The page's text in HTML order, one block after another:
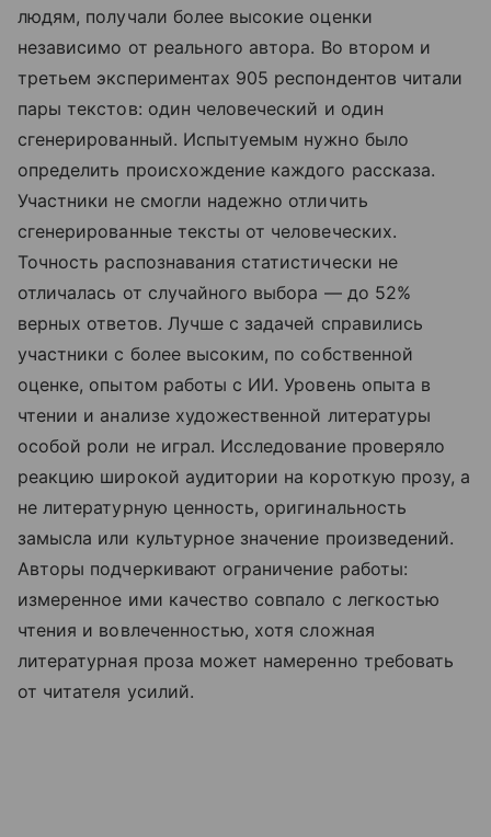
людям, получали более высокие оценки
независимо от реального автора. Во втором и
третьем экспериментах 905 респондентов читали
пары текстов: один человеческий и один
сгенерированный. Испытуемым нужно было
определить происхождение каждого рассказа.
Участники не смогли надежно отличить
сгенерированные тексты от человеческих.
Точность распознавания статистически не
отличалась от случайного выбора — до 52%
верных ответов. Лучше с задачей справились
участники с более высоким, по собственной
оценке, опытом работы с ИИ. Уровень опыта в
чтении и анализе художественной литературы
особой роли не играл. Исследование проверяло
реакцию широкой аудитории на короткую прозу, а
не литературную ценность, оригинальность
замысла или культурное значение произведений.
Авторы подчеркивают ограничение работы:
измеренное ими качество совпало с легкостью
чтения и вовлеченностью, хотя сложная
литературная проза может намеренно требовать
от читателя усилий.